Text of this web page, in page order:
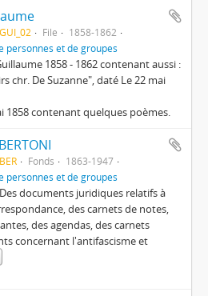
File
1858-1862
personnes et de groupes
1858 - 1862 contenant aussi :
chr. De Suzanne", daté Le 22 mai
1858 contenant quelques poèmes.
Fonds
1863-1947
personnes et de groupes
documents juridiques relatifs à
des carnets de notes,
des agendas, des carnets
concernant l'antifascisme et